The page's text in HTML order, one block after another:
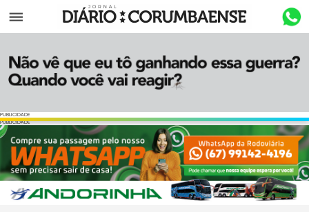
Menu
PUBLICIDADE
PUBLICIDADE